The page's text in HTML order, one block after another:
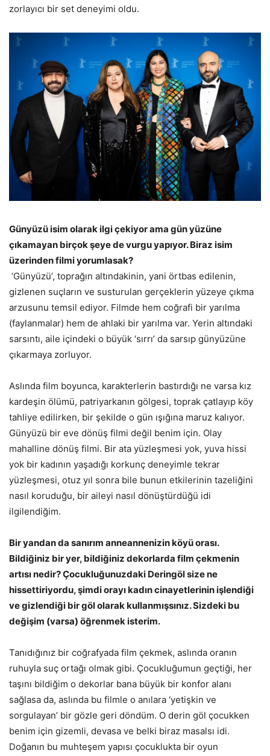
zorlayıcı bir set deneyimi oldu.
Günyüzü isim olarak ilgi çekiyor ama gün yüzüne
çıkamayan birçok şeye de vurgu yapıyor. Biraz isim
üzerinden filmi yorumlasak?
‘Günyüzü’, toprağın altındakinin, yani örtbas edilenin,
gizlenen suçların ve susturulan gerçeklerin yüzeye çıkma
arzusunu temsil ediyor. Filmde hem coğrafi bir yarılma
(faylanmalar) hem de ahlaki bir yarılma var. Yerin altındaki
sarsıntı, aile içindeki o büyük ‘sırrı’ da sarsıp günyüzüne
çıkarmaya zorluyor.
​Aslında film boyunca, karakterlerin bastırdığı ne varsa kız
kardeşin ölümü, patriyarkanın gölgesi, toprak çatlayıp köy
tahliye edilirken, bir şekilde o gün ışığına maruz kalıyor.
Günyüzü bir eve dönüş filmi değil benim için. Olay
mahalline dönüş filmi. Bir ata yüzleşmesi yok, yuva hissi
yok bir kadının yaşadığı korkunç deneyimle tekrar
yüzleşmesi, otuz yıl sonra bile bunun etkilerinin tazeliğini
nasıl koruduğu, bir aileyi nasıl dönüştürdüğü idi
ilgilendiğim.
Bir yandan da sanırım anneannenizin köyü orası.
Bildiğiniz bir yer, bildiğiniz dekorlarda film çekmenin
artısı nedir? Çocukluğunuzdaki Deringöl size ne
hissettiriyordu, şimdi orayı kadın cinayetlerinin işlendiği
ve gizlendiği bir göl olarak kullanmışsınız. Sizdeki bu
değişim (varsa) öğrenmek isterim.
Tanıdığınız bir coğrafyada film çekmek, aslında oranın
ruhuyla suç ortağı olmak gibi. Çocukluğumun geçtiği, her
taşını bildiğim o dekorlar bana büyük bir konfor alanı
sağlasa da, aslında bu filmle o anılara ‘yetişkin ve
sorgulayan’ bir gözle geri döndüm. O derin göl çocukken
benim için gizemli, devasa ve belki biraz masalsı idi.
Doğanın bu muhteşem yapısı çocuklukta bir oyun